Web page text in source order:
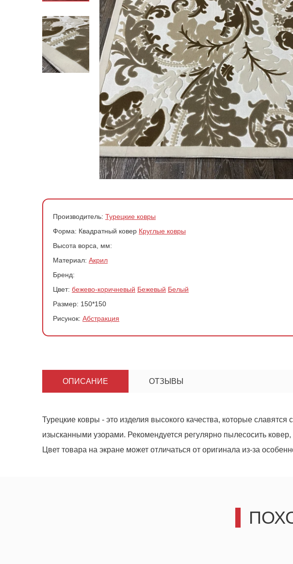
200*200 см
200*300 см
200*400 см
240*340 см
300*300 см
300*400 см
Ковры в
Ковры с
Розовые ковры
Зеленые ковры
По стране производства
По материалу
По форме
По цене
Производитель: Турецкие ковры
Форма: Квадратный ковер Круглые ковры
Высота ворса, мм:
Материал: Акрил
Бренд:
Цвет: бежево-коричневый Бежевый Белый
Размер: 150*150
Рисунок: Абстракция
ОПИСАНИЕ ОТЗЫВЫ
Турецкие ковры - это изделия высокого качества, которые
изысканными узорами. Рекомендуется регулярно пылесосить
Цвет товара на экране может отличаться от оригинала из-за
Мы не передадим ваш телефон третьим лицам,